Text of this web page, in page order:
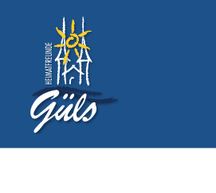
springen